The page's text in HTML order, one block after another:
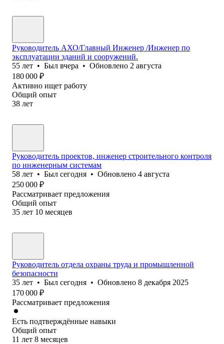
Руководитель АХО/Главный Инженер /Инженер по
эксплуатации зданий и сооружений.
55 лет • Был вчера • Обновлено 2 августа
180 000 ₽
Активно ищет работу
Общий опыт
38 лет
Руководитель проектов, инженер строительного контроля
по инженерным системам
58 лет • Был сегодня • Обновлено 4 августа
250 000 ₽
Рассматривает предложения
Общий опыт
35 лет 10 месяцев
Руководитель отдела охраны труда и промышленной
безопасности
35 лет • Был сегодня • Обновлено 8 декабря 2025
170 000 ₽
Рассматривает предложения
Есть подтверждённые навыки
Общий опыт
11 лет 8 месяцев